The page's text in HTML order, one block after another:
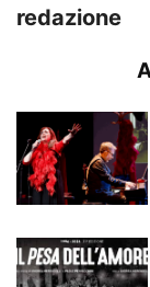
redazione